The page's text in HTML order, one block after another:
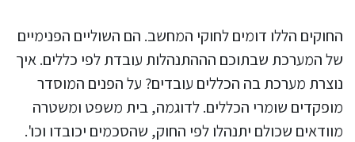
החוקים הללו דומים לחוקי המחשב. הם השוליים הפנימיים
של המערכת שבתוכם הההתנהלות עובדת לפי כללים. איך
נוצרת מערכת בה הכללים עובדים? על הפנים המוסדר
מופקדים שומרי הכללים. לדוגמה, בית משפט ומשטרה
מוודאים שכולם יתנהלו לפי החוק, שהסכמים יכובדו וכו'.